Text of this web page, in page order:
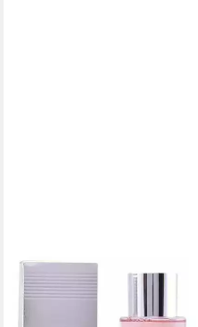
JEAN PAUL GAULTIER
Duschgel Classique., 1-tlg.,
200 ml Duschgel